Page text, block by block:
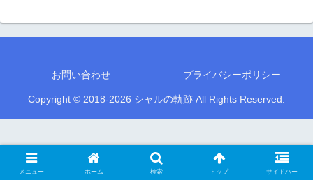
お問い合わせ プライバシーポリシー
Copyright © 2018-2026 シャルの軌跡 All Rights Reserved.
メニュー ホーム 検索 トップ サイドバー